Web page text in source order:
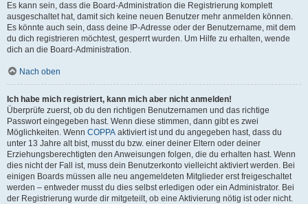
Es kann sein, dass die Board-Administration die Registrierung komplett
ausgeschaltet hat, damit sich keine neuen Benutzer mehr anmelden können.
Es könnte auch sein, dass deine IP-Adresse oder der Benutzername, mit dem
du dich registrieren möchtest, gesperrt wurden. Um Hilfe zu erhalten, wende
dich an die Board-Administration.
Nach oben
Ich habe mich registriert, kann mich aber nicht anmelden!
Überprüfe zuerst, ob du den richtigen Benutzernamen und das richtige
Passwort eingegeben hast. Wenn diese stimmen, dann gibt es zwei
Möglichkeiten. Wenn COPPA aktiviert ist und du angegeben hast, dass du
unter 13 Jahre alt bist, musst du bzw. einer deiner Eltern oder deiner
Erziehungsberechtigten den Anweisungen folgen, die du erhalten hast. Wenn
dies nicht der Fall ist, muss dein Benutzerkonto vielleicht aktiviert werden. Bei
einigen Boards müssen alle neu angemeldeten Mitglieder erst freigeschaltet
werden – entweder musst du dies selbst erledigen oder ein Administrator. Bei
der Registrierung wurde dir mitgeteilt, ob eine Aktivierung nötig ist oder nicht.